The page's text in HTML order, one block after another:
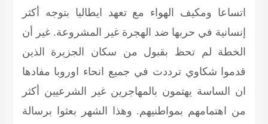
اتساعا ومكيف الهواء مع تعهد ايطاليا بتوجه أكثر
إنسانية في حربها ضد الهجرة غير المشروعة. غير أن
الخطة لم تحظ بقبول من سكان الجزيرة الذين
قدموا شكاوي ترددت في جميع انحاء اوروبا مفادها
ان الساسة يهتمون بالمهاجرين غير الشرعيين أكثر
من اهتمامهم بمواطنيهم. وهذا الشهر بعثوا برسالة